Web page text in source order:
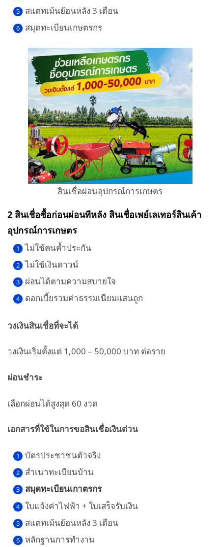
สแตทเม้นย้อนหลัง 3 เดือน
สมุดทะเบียนเกษตรกร
สินเชื่อผ่อนอุปกรณ์การเกษตร
2 สินเชื่อซื้อก่อนผ่อนทีหลัง สินเชื่อเพย์เลเทอร์สินเค้า
อุปกรณ์การเกษตร
ไม่ใช้คนค้ำประกัน
ไม่ใช้เงินดาวน์
ผ่อนได้ตามความสบายใจ
ดอกเบี้ยรวมค่าธรรมเนียมแสนถูก
วงเงินสินเชื่อที่จะได้
วงเงินเริ่มตั้งแต่ 1,000 – 50,000 บาท ต่อราย
ผ่อนชำระ
เลือกผ่อนได้สูงสุด 60 งวด
เอกสารที่ใช้ในการขอสินเชื่อเงินด่วน
บัตรประชาชนตัวจริง
สำเนาทะเบียนบ้าน
สมุดทะเบียนเกาตรกร
ใบแจ้งค่าไฟฟ้า + ใบเสร็จรับเงิน
สแตทเม้นย้อนหลัง 3 เดือน
หลักฐานการทำงาน